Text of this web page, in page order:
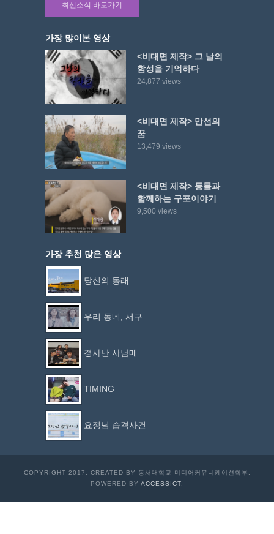
최신소식 바로가기
가장 많이본 영상
<비대면 제작> 그 날의
함성을 기억하다
24,877 views
<비대면 제작> 만선의
꿈
13,479 views
<비대면 제작> 동물과
함께하는 구포이야기
9,500 views
가장 추천 많은 영상
당신의 동래
우리 동네, 서구
경사난 사남매
TIMING
요정님 습격사건
COPYRIGHT 2017. CREATED BY 동서대학교 미디어커뮤니케이션학부.
POWERED BY ACCESSICT.